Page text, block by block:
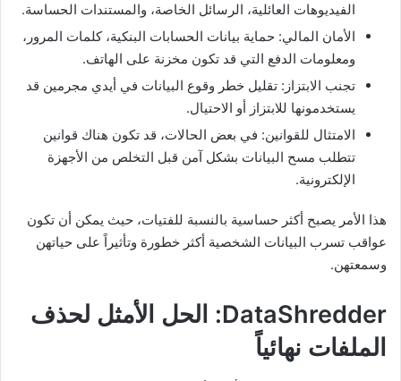
الفيديوهات العائلية، الرسائل الخاصة، والمستندات الحساسة.
الأمان المالي: حماية بيانات الحسابات البنكية، كلمات المرور،
ومعلومات الدفع التي قد تكون مخزنة على الهاتف.
تجنب الابتزاز: تقليل خطر وقوع البيانات في أيدي مجرمين قد
يستخدمونها للابتزاز أو الاحتيال.
الامتثال للقوانين: في بعض الحالات، قد تكون هناك قوانين
تتطلب مسح البيانات بشكل آمن قبل التخلص من الأجهزة
الإلكترونية.
هذا الأمر يصبح أكثر حساسية بالنسبة للفتيات، حيث يمكن أن تكون
عواقب تسرب البيانات الشخصية أكثر خطورة وتأثيراً على حياتهن
وسمعتهن.
DataShredder: الحل الأمثل لحذف
الملفات نهائياً